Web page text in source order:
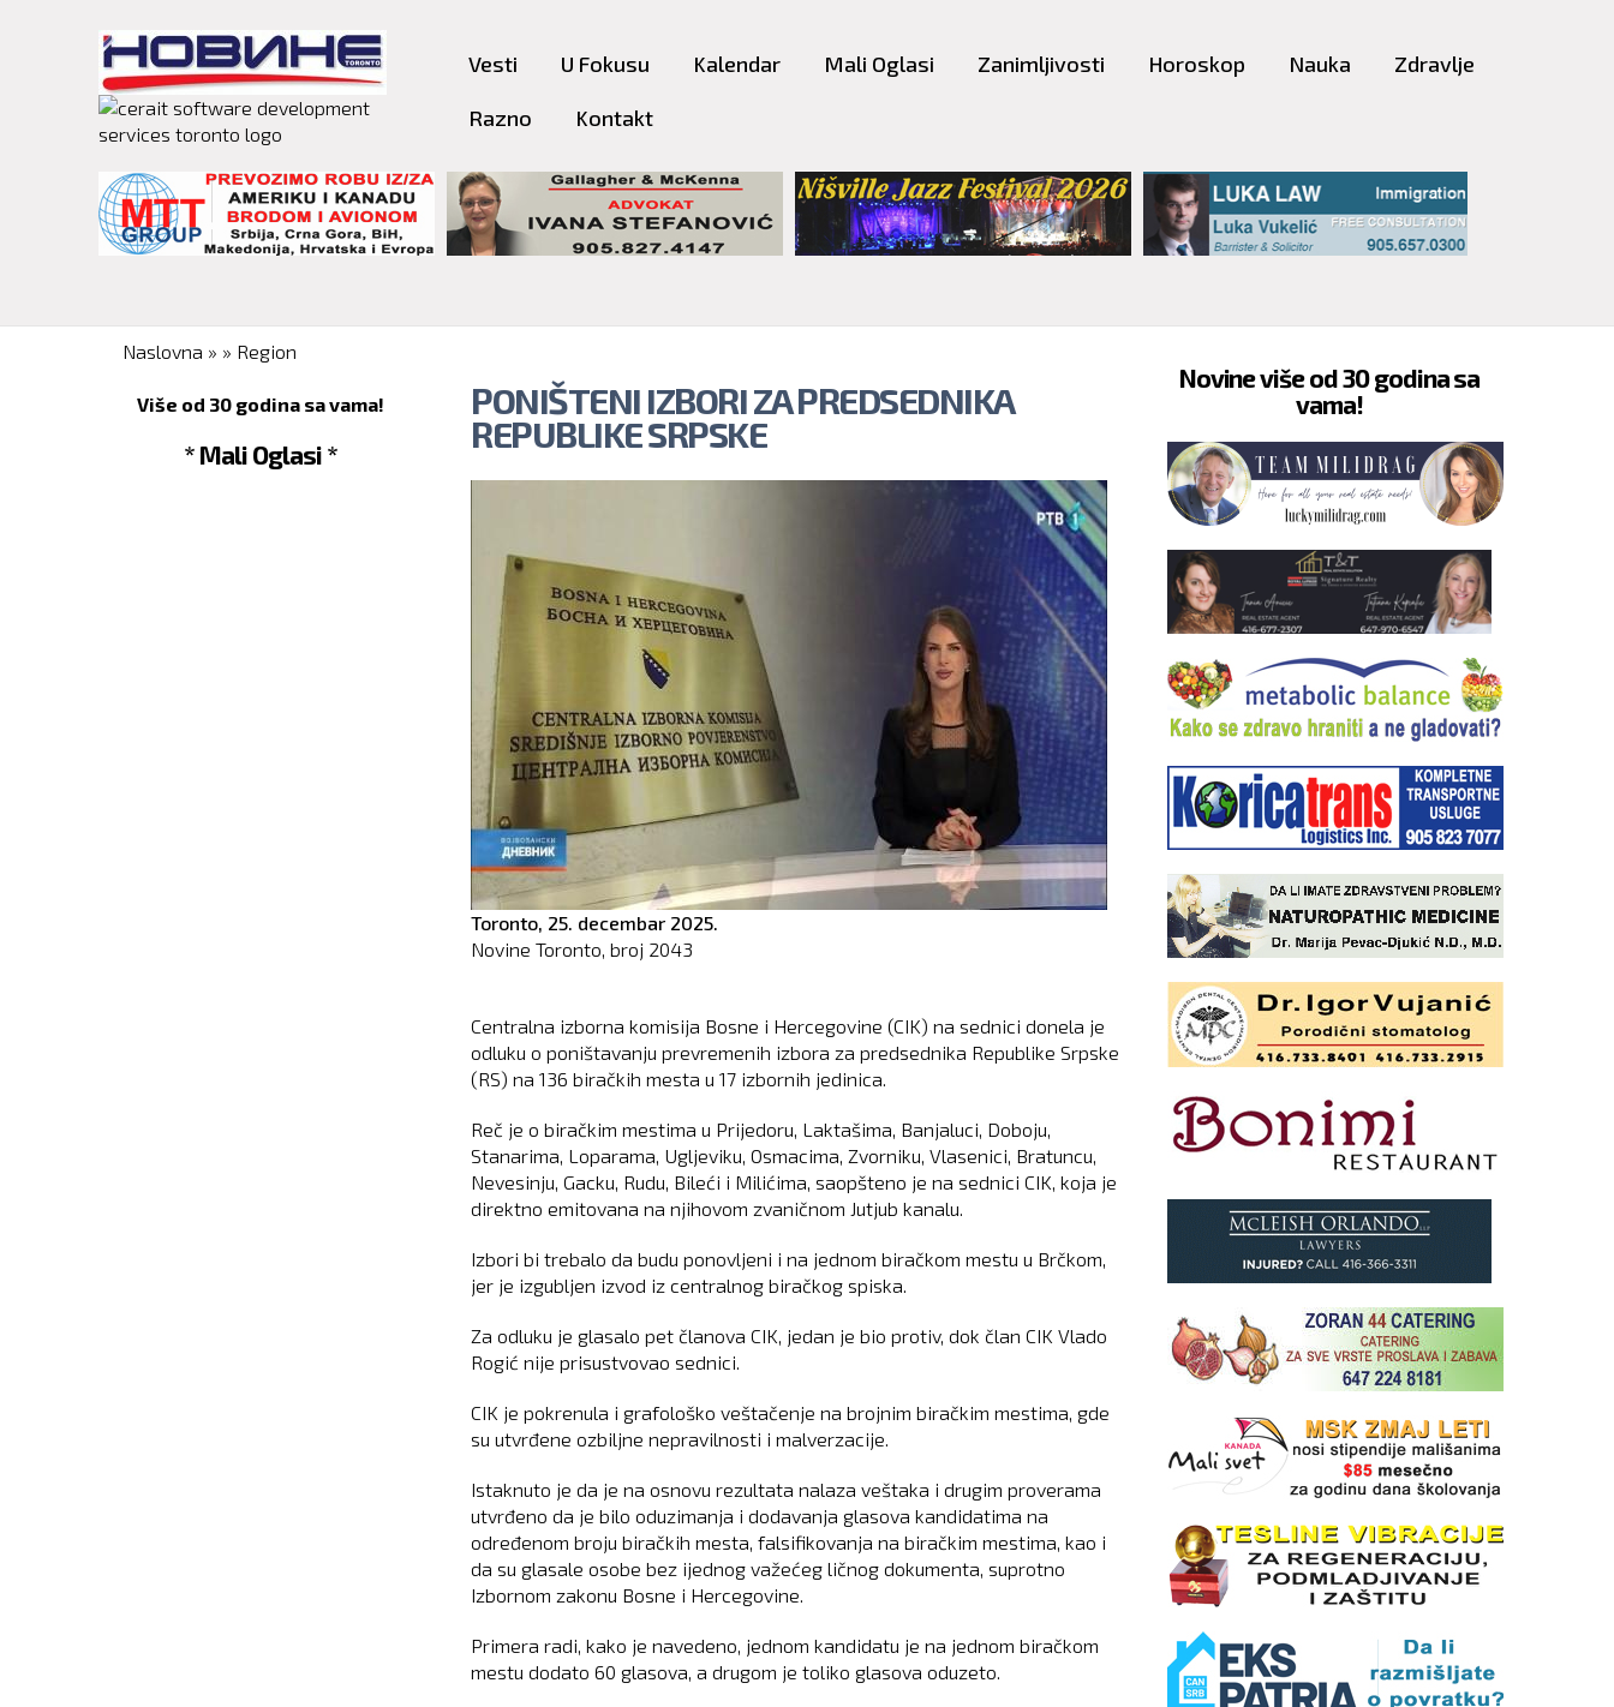
content
Vesti U Fokusu Kalendar Mali Oglasi Zanimljivosti Horoskop Nauka Zdravlje
Razno Kontakt
You are here
Naslovna » » Region
Više od 30 godina sa vama!
* Mali Oglasi *
PONIŠTENI IZBORI ZA PREDSEDNIKA
REPUBLIKE SRPSKE
Toronto, 25. decembar 2025.
Novine Toronto, broj 2043
Centralna izborna komisija Bosne i Hercegovine (CIK) na sednici donela je
odluku o poništavanju prevremenih izbora za predsednika Republike Srpske
(RS) na 136 biračkih mesta u 17 izbornih jedinica.
Reč je o biračkim mestima u Prijedoru, Laktašima, Banjaluci, Doboju,
Stanarima, Loparama, Ugljeviku, Osmacima, Zvorniku, Vlasenici, Bratuncu,
Nevesinju, Gacku, Rudu, Bileći i Milićima, saopšteno je na sednici CIK, koja je
direktno emitovana na njihovom zvaničnom Jutjub kanalu.
Izbori bi trebalo da budu ponovljeni i na jednom biračkom mestu u Brčkom,
jer je izgubljen izvod iz centralnog biračkog spiska.
Za odluku je glasalo pet članova CIK, jedan je bio protiv, dok član CIK Vlado
Rogić nije prisustvovao sednici.
CIK je pokrenula i grafološko veštačenje na brojnim biračkim mestima, gde
su utvrđene ozbiljne nepravilnosti i malverzacije.
Istaknuto je da je na osnovu rezultata nalaza veštaka i drugim proverama
utvrđeno da je bilo oduzimanja i dodavanja glasova kandidatima na
određenom broju biračkih mesta, falsifikovanja na biračkim mestima, kao i
da su glasale osobe bez ijednog važećeg ličnog dokumenta, suprotno
Izbornom zakonu Bosne i Hercegovine.
Primera radi, kako je navedeno, jednom kandidatu je na jednom biračkom
mestu dodato 60 glasova, a drugom je toliko glasova oduzeto.
Novine više od 30 godina sa
vama!